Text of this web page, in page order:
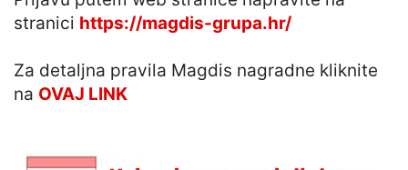
stranici https://magdis-grupa.hr/
Za detaljna pravila Magdis nagradne kliknite
na OVAJ LINK